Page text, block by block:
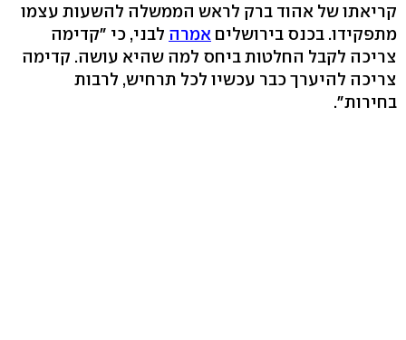
קריאתו של אהוד ברק לראש הממשלה להשעות עצמו
מתפקידו. בכנס בירושלים אמרה לבני, כי "קדימה
צריכה לקבל החלטות ביחס למה שהיא עושה. קדימה
צריכה להיערך כבר עכשיו לכל תרחיש, לרבות
בחירות".